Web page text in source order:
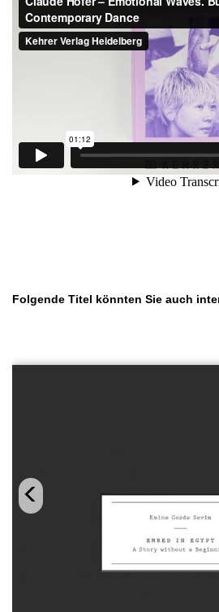
Produktgalerie überspringen
Folgende Titel könnten Sie auch